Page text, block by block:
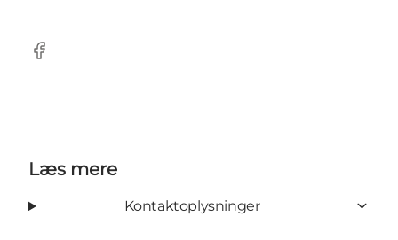
facebook
Læs mere
Kontaktoplysninger